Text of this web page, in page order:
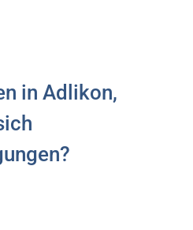
in Adlikon,